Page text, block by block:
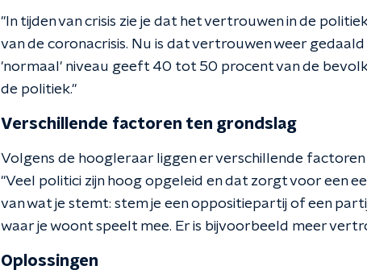
''In tijden van crisis zie je dat het vertrouwen in de
van de coronacrisis. Nu is dat vertrouwen weer
'normaal' niveau geeft 40 tot 50 procent van de
de politiek.''
Verschillende factoren ten grondslag
Volgens de hoogleraar liggen er verschillende
''Veel politici zijn hoog opgeleid en dat zorgt voor een
van wat je stemt: stem je een oppositiepartij of een
waar je woont speelt mee. Er is bijvoorbeeld meer
Oplossingen